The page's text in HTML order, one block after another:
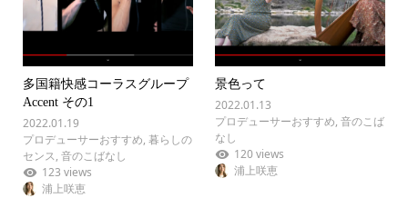
多国籍快感コーラスグループ
Accent その1
2022.01.19
プロデューサーおすすめ, 暮らしの
センス, 音のこばなし
123 views
浦上咲恵
景色って
2022.01.13
プロデューサーおすすめ,音のこば
なし
120 views
浦上咲恵